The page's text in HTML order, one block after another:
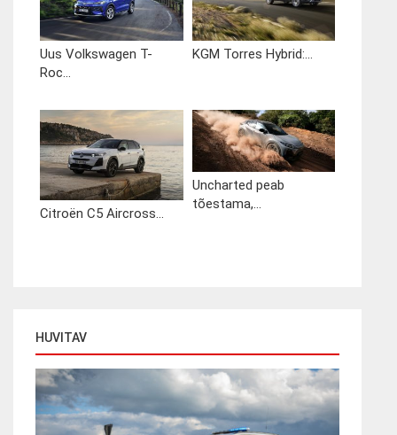
Uus Volkswagen T-
Roc...
KGM Torres Hybrid:...
Citroën C5 Aircross...
Uncharted peab
tõestama,...
HUVITAV